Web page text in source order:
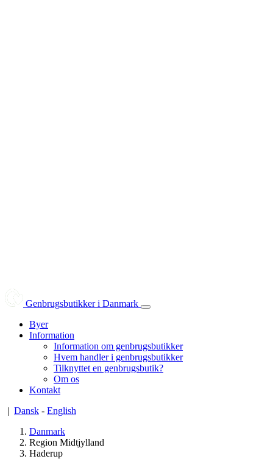
Genbrugsbutikker i Danmark
Byer
Information
Information om genbrugsbutikker
Hvem handler i genbrugsbutikker
Tilknyttet en genbrugsbutik?
Om os
Kontakt
| Dansk - English
Danmark
Region Midtjylland
Haderup